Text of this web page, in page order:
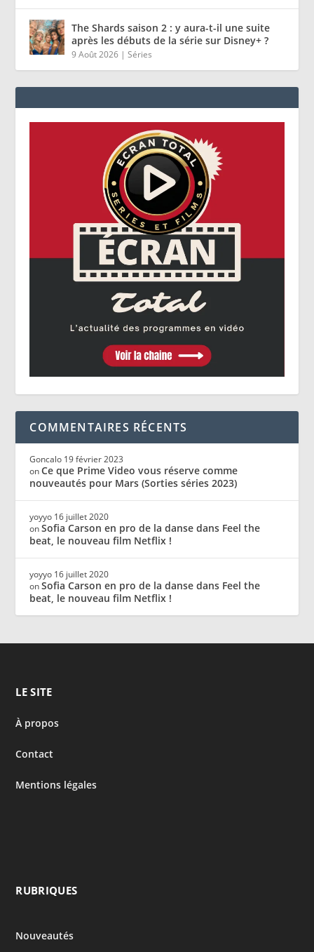
The Shards saison 2 : y aura-t-il une suite
après les débuts de la série sur Disney+ ?
9 Août 2026 |Séries
COMMENTAIRES RÉCENTS
Goncalo 19 février 2023
onCe que Prime Video vous réserve comme
nouveautés pour Mars (Sorties séries 2023)
yoyyo 16 juillet 2020
onSofia Carson en pro de la danse dans Feel the
beat, le nouveau film Netflix !
yoyyo 16 juillet 2020
onSofia Carson en pro de la danse dans Feel the
beat, le nouveau film Netflix !
LE SITE
À propos
Contact
Mentions légales
RUBRIQUES
Nouveautés